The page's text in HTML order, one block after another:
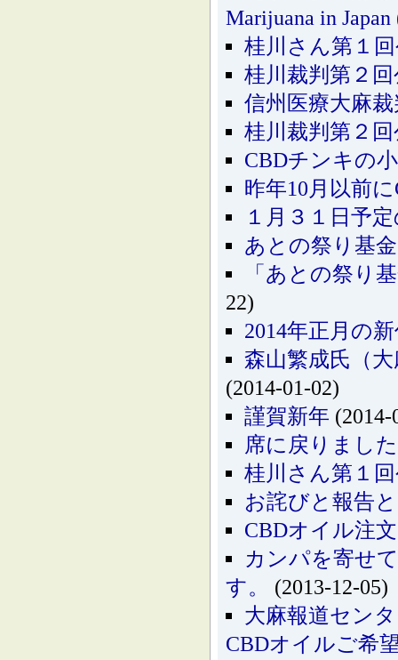
Marijuana in
桂川さん第１
桂川裁判第２
信州医療大麻
桂川裁判第２
CBDチンキの
昨年10月以前
１月３１日予
あとの祭り基
「あとの祭り
22)
2014年正月の
森山繁成氏（
(2014-01-02)
謹賀新年 (2014-
席に戻りました
桂川さん第１
お詫びと報告
CBDオイル注
カンパを寄せ
す。
(2013-12-05)
大麻報道セン
CBDオイルご希